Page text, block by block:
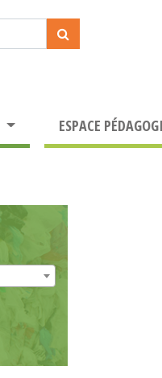
ESPACE